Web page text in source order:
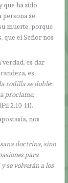
que ha sido
persona se
muerte, porque
que el Señor nos
verdad, es dar
es
rodilla se doble:
proclame:
2,10-11).
nos
doctrina, sino
para
se volverán a los